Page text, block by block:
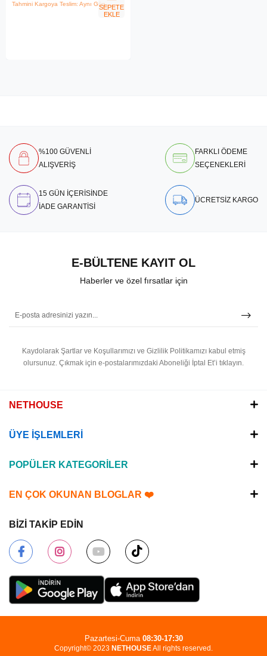
Tahmini Kargoya Teslim: Aynı GünSEPETE
EKLE
%100 GÜVENLİ
ALIŞVERİŞ
FARKLI ÖDEME
SEÇENEKLERİ
15 GÜN İÇERİSİNDE
İADE GARANTİSİ
ÜCRETSİZ KARGO
E-BÜLTENE KAYIT OL
Haberler ve özel fırsatlar için
Kaydolarak Şartlar ve Koşullarımızı ve Gizlilik Politikamızı kabul etmiş
olursunuz. Çıkmak için e-postalarımızdaki Aboneliği İptal Et’i tıklayın.
NETHOUSE
ÜYE İŞLEMLERİ
POPÜLER KATEGORİLER
EN ÇOK OKUNAN BLOGLAR ❤️
BİZİ TAKİP EDİN
Copyright© 2023 NETHOUSEAll rights reserved.
Pazartesi-Cuma 08:30-17:30